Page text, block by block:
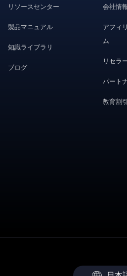
リソースセンター
製品マニュアル
知識ライブラリ
ブログ
会社情
アフィ
ム
リセラ
パート
教育割引